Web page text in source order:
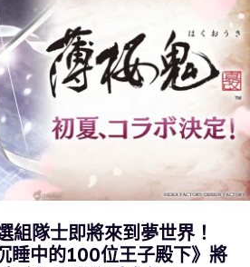
組隊士即將來到夢世界！
睡中的100位王子殿下》將